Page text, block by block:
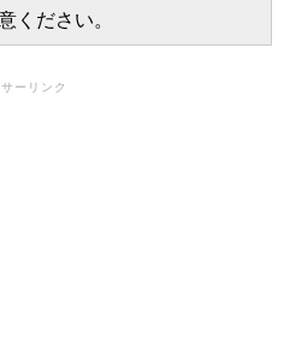
ください。
ーリンク